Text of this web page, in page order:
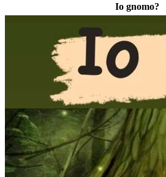
Io gnomo?